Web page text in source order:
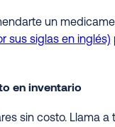
un
sus siglas en inglés)
en inventario
sin costo. Llama a